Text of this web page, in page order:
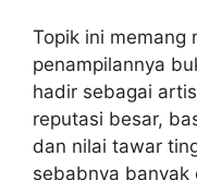
Topik ini memang
penampilannya
hadir sebagai
reputasi besar,
dan nilai tawar
sebabnya banyak